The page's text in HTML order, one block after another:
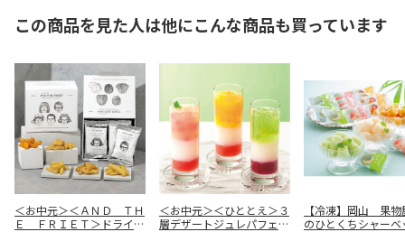
この商品を見た人は他にこんな商品も買っています
＜お中元＞＜ＡＮＤ ＴＨ
Ｅ ＦＲＩＥＴ＞ドライフ
＜お中元＞＜ひととえ＞３
層デザートジュレパフェ～
【冷凍】岡山 果物
のひとくちシャーベ